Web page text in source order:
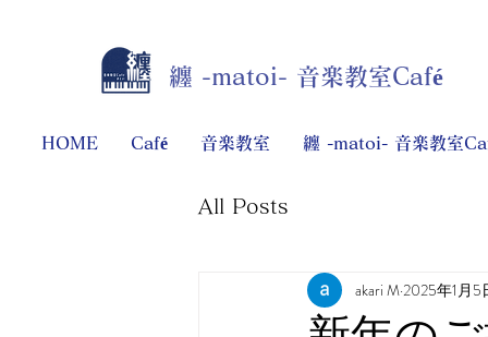
​纏 -matoi- 音楽教室Café
​HOME Café 音楽教室 纏 -matoi- 音楽教室
All Posts
akari M2025年1月5